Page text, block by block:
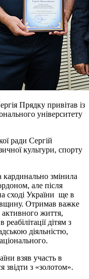
Прядку привітав із
університету
ради Сергій
культури, спорту
кардинально змінила
але після
сході України ще в
Отримав важке
життя,
дітям з
діяльністю,
взяв участь в
звідти з «золотом».